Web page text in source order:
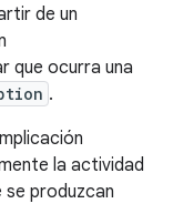
de un
que ocurra una
.
la actividad
se produzcan